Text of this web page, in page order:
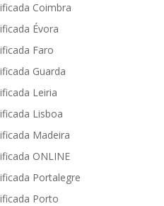
Coimbra
Évora
Faro
Guarda
Leiria
Lisboa
Madeira
ONLINE
Portalegre
Porto